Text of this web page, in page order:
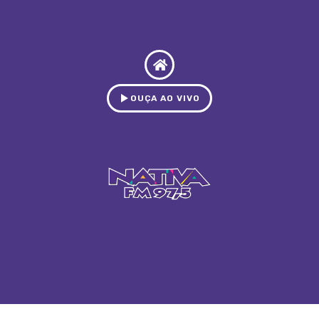
OUÇA AO VIVO